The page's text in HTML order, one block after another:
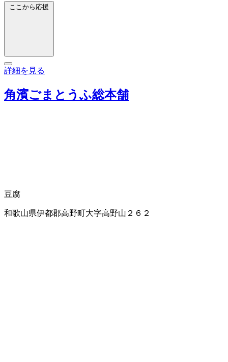
ここから応援
詳細を見る
角濱ごまとうふ総本舗
豆腐
和歌山県伊都郡高野町大字高野山２６２